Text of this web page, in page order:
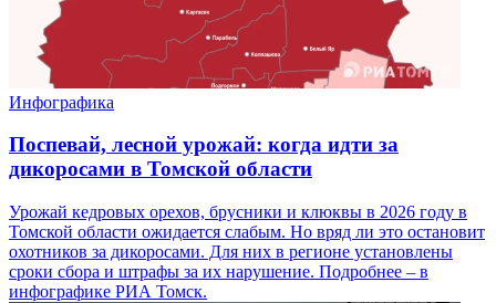
Инфографика
Поспевай, лесной урожай: когда идти за
дикоросами в Томской области
Урожай кедровых орехов, брусники и клюквы в 2026 году в
Томской области ожидается слабым. Но вряд ли это остановит
охотников за дикоросами. Для них в регионе установлены
сроки сбора и штрафы за их нарушение. Подробнее – в
инфографике РИА Томск.